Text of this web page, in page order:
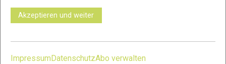
28.08.2026 - 29.08.2026
Ganztägig
Akzeptieren und weiter
ImpressumDatenschutzAbo verwalten